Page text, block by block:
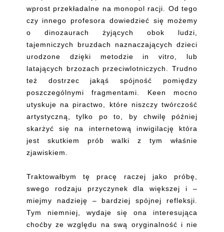
wprost przekładalne na monopol racji. Od tego
czy innego profesora dowiedzieć się możemy
o dinozaurach żyjących obok ludzi,
tajemniczych bruzdach naznaczających dzieci
urodzone dzięki metodzie in vitro, lub
latających brzozach przeciwlotniczych. Trudno
też dostrzec jakąś spójność pomiędzy
poszczególnymi fragmentami. Keen mocno
utyskuje na piractwo, które niszczy twórczość
artystyczną, tylko po to, by chwilę później
skarżyć się na internetową inwigilację która
jest skutkiem prób walki z tym właśnie
zjawiskiem.
Traktowałbym tę pracę raczej jako próbę,
swego rodzaju przyczynek dla większej i –
miejmy nadzieję – bardziej spójnej refleksji.
Tym niemniej, wydaje się ona interesująca
choćby ze względu na swą oryginalność i nie